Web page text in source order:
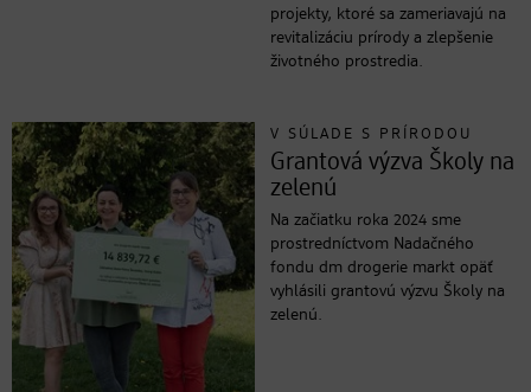
projekty, ktoré sa zameriavajú na
revitalizáciu prírody a zlepšenie
životného prostredia.
V SÚLADE S PRÍRODOU
Grantová výzva Školy na
zelenú
Na začiatku roka 2024 sme
prostredníctvom Nadačného
fondu dm drogerie markt opäť
vyhlásili grantovú výzvu Školy na
zelenú.